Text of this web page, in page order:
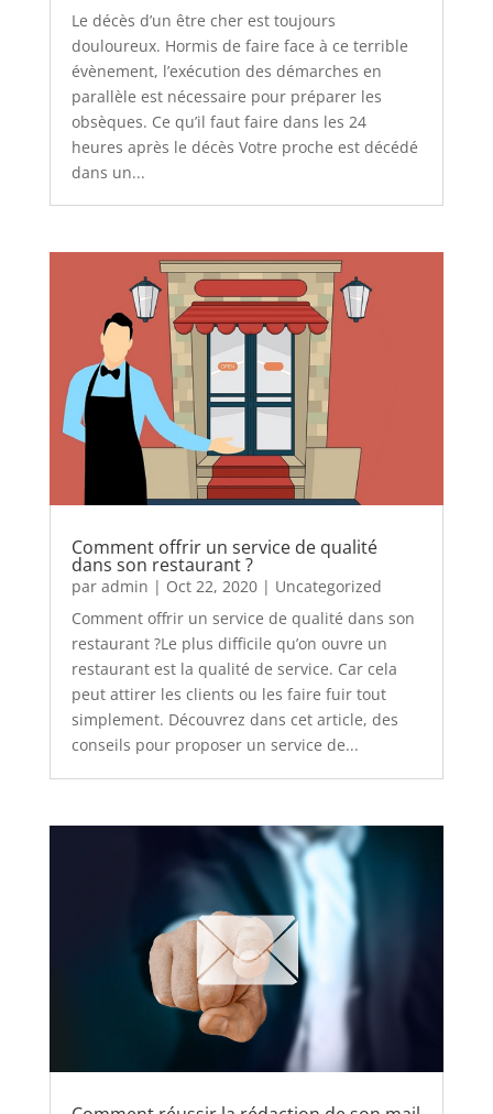
Le décès d’un être cher est toujours
douloureux. Hormis de faire face à ce terrible
évènement, l’exécution des démarches en
parallèle est nécessaire pour préparer les
obsèques. Ce qu’il faut faire dans les 24
heures après le décès Votre proche est décédé
dans un...
Comment offrir un service de qualité
dans son restaurant ?
par admin | Oct 22, 2020| Uncategorized
Comment offrir un service de qualité dans son
restaurant ?Le plus difficile qu’on ouvre un
restaurant est la qualité de service. Car cela
peut attirer les clients ou les faire fuir tout
simplement. Découvrez dans cet article, des
conseils pour proposer un service de...